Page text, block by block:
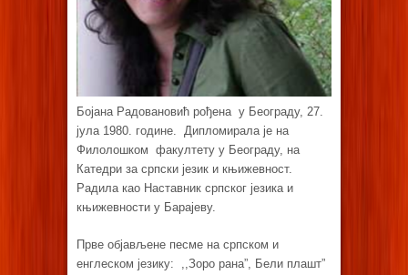
Бојана Радовановић рођена у Београду, 27.
јула 1980. године. Дипломирала је на
Филолошком факултету у Београду, на
Катедри за српски језик и књижевност.
Радила као Наставник српског језика и
књижевности у Барајеву.
Прве објављене песме на српском и
енглеском језику: ,,Зоро рана”, Бели плашт”